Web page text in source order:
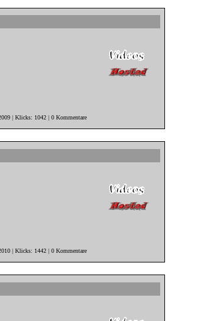
| Klicks: 1042 | 0 Kommentare
| Klicks: 1442 | 0 Kommentare